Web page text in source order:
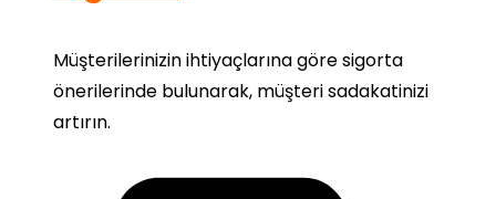
Müşterilerinizin ihtiyaçlarına göre sigorta
önerilerinde bulunarak, müşteri sadakatinizi
artırın.